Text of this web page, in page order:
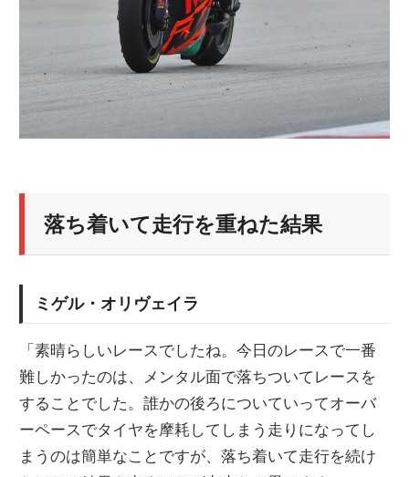
落ち着いて走行を重ねた結果
ミゲル・オリヴェイラ
「素晴らしいレースでしたね。今日のレースで一番
難しかったのは、メンタル面で落ちついてレースを
することでした。誰かの後ろについていってオーバ
ーペースでタイヤを摩耗してしまう走りになってし
まうのは簡単なことですが、落ち着いて走行を続け